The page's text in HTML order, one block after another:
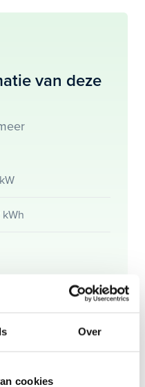
Over
cookies
onder andere airco
auto, elektrisch
je kan deze Peugeot
of bestel hem
van deze
kWh